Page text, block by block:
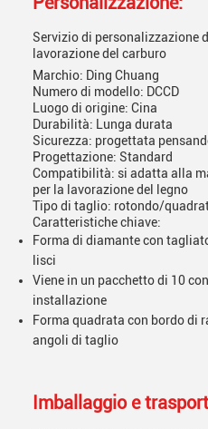
Servizio di personalizzazione
lavorazione del carburo
Marchio: Ding Chuang
Numero di modello: DCCD
Luogo di origine: Cina
Durabilità: Lunga durata
Sicurezza: progettata
Progettazione: Standard
Compatibilità: si adatta alla
per la lavorazione del legno
Tipo di taglio: rotondo/
Caratteristiche chiave:
Forma di diamante con
lisci
Viene in un pacchetto di 10
installazione
Forma quadrata con bordo di
angoli di taglio
Imballaggio e